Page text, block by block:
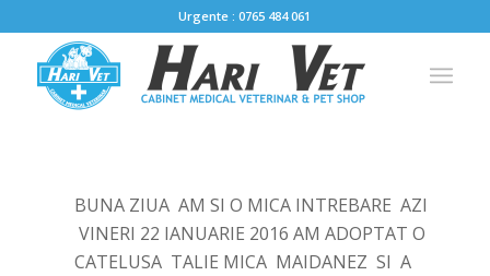
Urgente : 0765 484 061
BUNA ZIUA AM SI O MICA INTREBARE AZI
VINERI 22 IANUARIE 2016 AM ADOPTAT O
CATELUSA TALIE MICA MAIDANEZ SI A